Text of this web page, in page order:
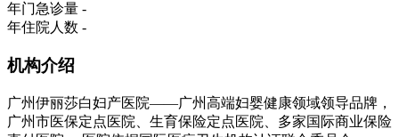
年门急诊量 -
年住院人数 -
机构介绍
广州伊丽莎白妇产医院——广州高端妇婴健康领域领导品牌，
广州市医保定点医院、生育保险定点医院、多家国际商业保险